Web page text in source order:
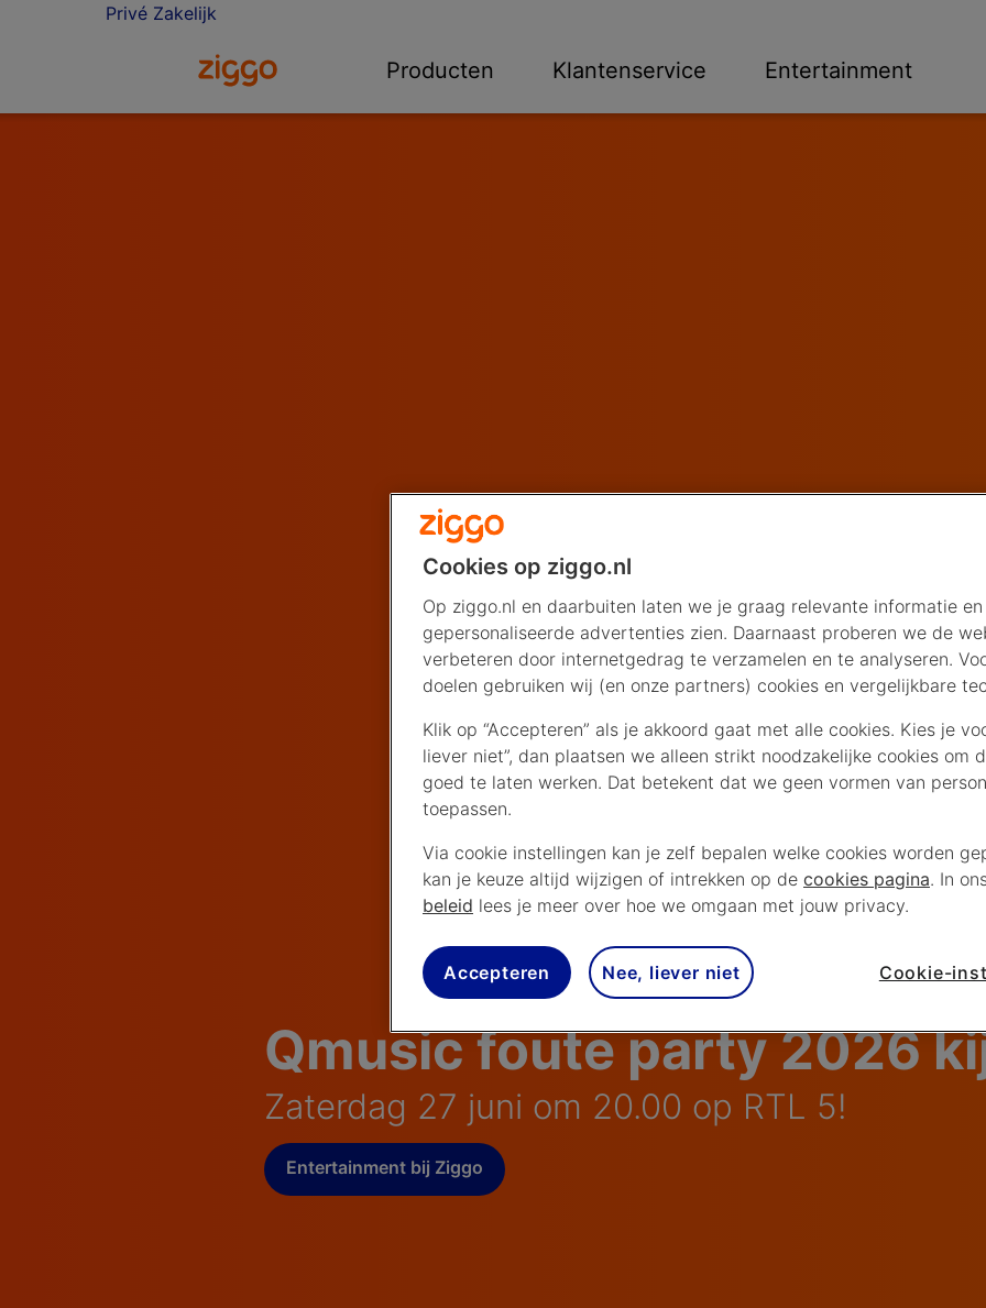
Privé Zakelijk
Ga naar de Ziggo homepageProducten Klantenservice Entertainment
Qmusic foute party 2026
Zaterdag 27 juni om 20.00 op RTL 5!
Entertainment bij Ziggo
Cookies op ziggo.nl
Op ziggo.nl en daarbuiten laten we je graag relevante informatie en
gepersonaliseerde advertenties zien. Daarnaast proberen we de
verbeteren door internetgedrag te verzamelen en te analyseren.
doelen gebruiken wij (en onze partners) cookies en vergelijkbare
Klik op “Accepteren” als je akkoord gaat met alle cookies. Kies je
liever niet”, dan plaatsen we alleen strikt noodzakelijke cookies om
goed te laten werken. Dat betekent dat we geen vormen van
toepassen.
Via cookie instellingen kan je zelf bepalen welke cookies worden
kan je keuze altijd wijzigen of intrekken op de cookies pagina. In
beleid lees je meer over hoe we omgaan met jouw privacy.
Accepteren Nee, liever niet Cookie-